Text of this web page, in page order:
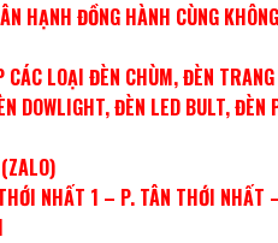
HẠNH ĐỒNG HÀNH CÙNG
CÁC LOẠI ĐÈN CHÙM, ĐÈN
DOWLIGHT, ĐÈN LED BULT, ĐÈN
NHẤT 1 – P. TÂN THỚI NHẤT